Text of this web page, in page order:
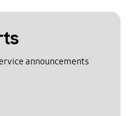
announcements